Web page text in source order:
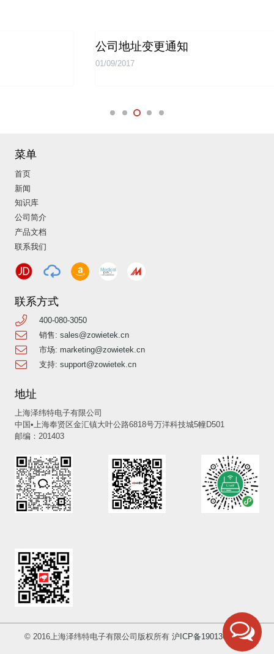
公司地址变更通知
菜单
首页
新闻
知识库
公司简介
产品文档
联系我们
联系方式
400-080-3050
销售: sales@zowietek.cn
市场: marketing@zowietek.cn
支持: support@zowietek.cn
地址
上海泽纬特电子有限公司
中国•上海奉贤区金汇镇大叶公路6818号万洋科技城5幢D501
邮编：201403
© 2016上海泽纬特电子有限公司版权所有 沪ICP备19013697号-2